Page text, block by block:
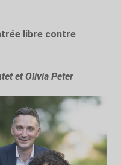
libre contre
et Olivia Peter